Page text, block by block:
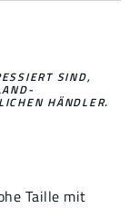
SIND,
HÄNDLER.
Taille mit